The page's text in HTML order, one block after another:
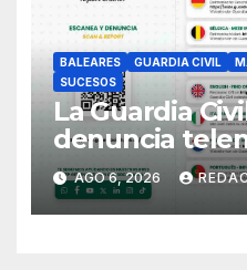
BALEARES GUARDIA CIVIL
SUCESOS
La Guardia
denuncia
ciudadanos
AGO 6, 2026